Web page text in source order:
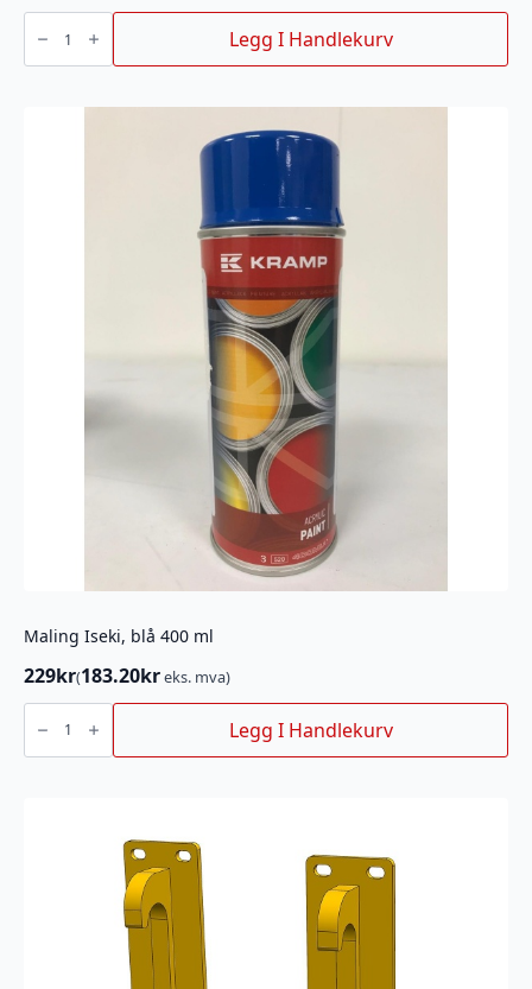
TRYGG
Stiftekobling
NR.
8
Legg I Handlekurv
Maling Iseki, blå 400 ml
229kr(183.20kreks. mva)
Maling
blå
400
Legg I Handlekurv